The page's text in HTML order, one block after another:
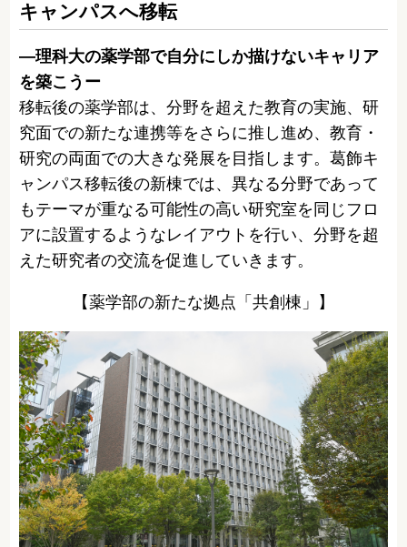
キャンパスへ移転
―理科大の薬学部で自分にしか描けないキャリア
を築こうー
移転後の薬学部は、分野を超えた教育の実施、研
究面での新たな連携等をさらに推し進め、教育・
研究の両面での大きな発展を目指します。葛飾キ
ャンパス移転後の新棟では、異なる分野であって
もテーマが重なる可能性の高い研究室を同じフロ
アに設置するようなレイアウトを行い、分野を超
えた研究者の交流を促進していきます。
【薬学部の新たな拠点「共創棟」】